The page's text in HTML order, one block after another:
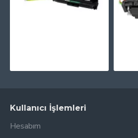
Kullanıcı İşlemleri
Hesabım